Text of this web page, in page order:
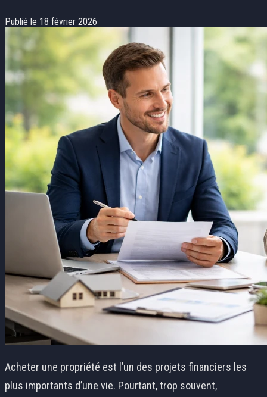
Publié le 18 février 2026
Acheter une propriété est l’un des projets financiers les
plus importants d’une vie. Pourtant, trop souvent,